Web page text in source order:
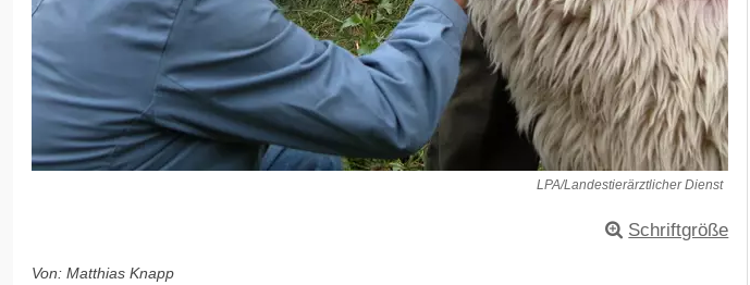
LPA/Landestierärztlicher Dienst
Schriftgröße
Von: Matthias Knapp